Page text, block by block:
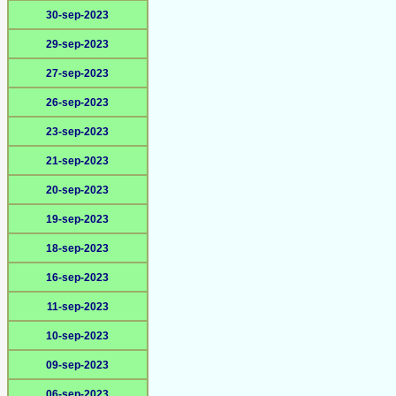
30-sep-2023
29-sep-2023
27-sep-2023
26-sep-2023
23-sep-2023
21-sep-2023
20-sep-2023
19-sep-2023
18-sep-2023
16-sep-2023
11-sep-2023
10-sep-2023
09-sep-2023